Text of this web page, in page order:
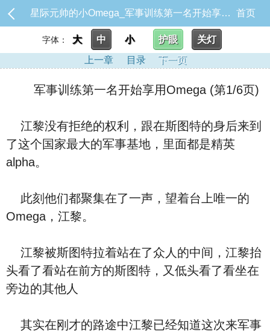
星际元帅的小Omega_军事训练第一名开始享用Omega 首页
字体： 大 中 小 护眼
关灯
上一章
目录 下一页
军事训练第一名开始享用Omega (第1/6页)
江黎没有拒绝的权利，跟在斯图特的身后来到
了这个国家最大的军事基地，里面都是精英
alpha。
此刻他们都聚集在了一声，望着台上唯一的
Omega，江黎。
江黎被斯图特拉着站在了众人的中间，江黎抬
头看了看站在前方的斯图特，又低头看了看坐在
旁边的其他人
其实在刚才的路途中江黎已经知道这次来军事